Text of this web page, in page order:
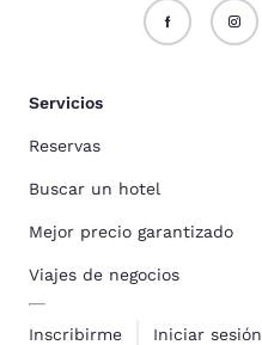
Servicios
Reservas
Buscar un hotel
Mejor precio garantizado
Viajes de negocios
Inscribirme Iniciar sesión